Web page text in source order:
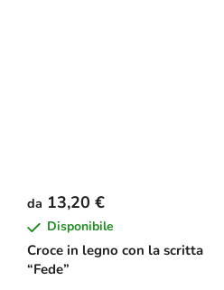
Croce in legno con la scritta
“Fede”
da 13,20 €
Disponibile